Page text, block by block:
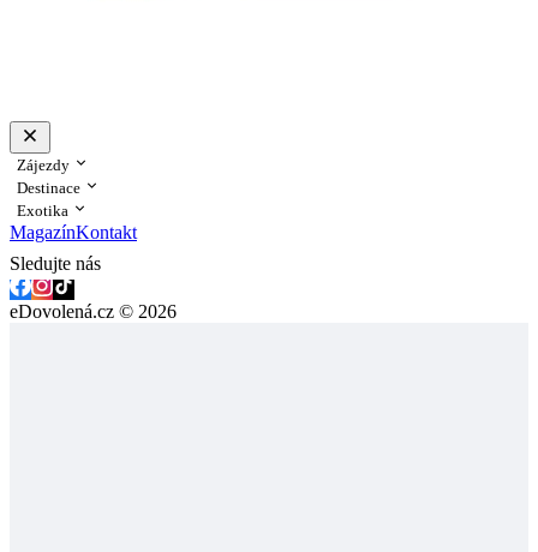
Zájezdy
Destinace
Exotika
MagazínKontakt
Sledujte nás
eDovolená.cz © 2026